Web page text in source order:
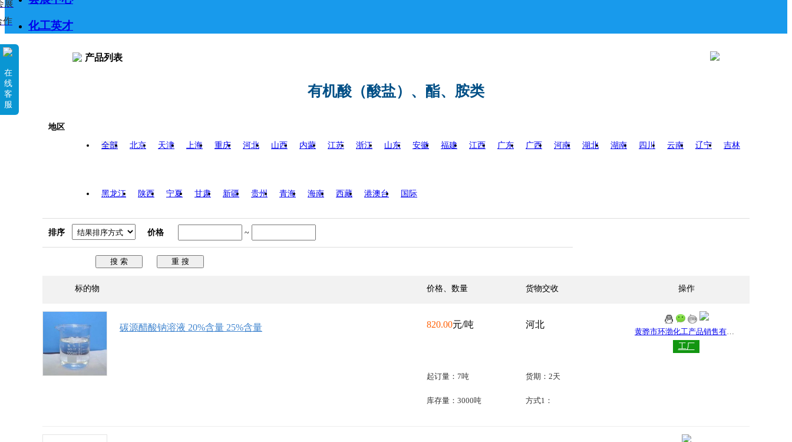
化工英才
展
作
在
线
客
服
产品列表
有机酸（酸盐）、酯、胺类
地区
全部 北京 天津 上海 重庆 河北 山西 内蒙 江苏 浙江 山东 安徽 福建 江西 广东 广西 河南 湖北 湖南 四川 云南 辽宁 吉林
黑龙江 陕西 宁夏 甘肃 新疆 贵州 青海 海南 西藏 港澳台 国际
排序 价格 ~
标的物 价格、数量 货物交收 操作
碳源醋酸钠溶液 20%含量 25%含量 820.00元/吨
起订量：7吨
库存量：3000吨
河北
货期：2天
方式1：
工厂